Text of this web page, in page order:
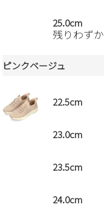
25.0cm
残りわずか
ピンクベージュ
22.5cm
23.0cm
23.5cm
24.0cm